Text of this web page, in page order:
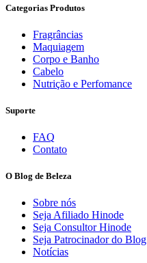
Categorias Produtos
Fragrâncias
Maquiagem
Corpo e Banho
Cabelo
Nutrição e Perfomance
Suporte
FAQ
Contato
O Blog de Beleza
Sobre nós
Seja Afiliado Hinode
Seja Consultor Hinode
Seja Patrocinador do Blog
Notícias